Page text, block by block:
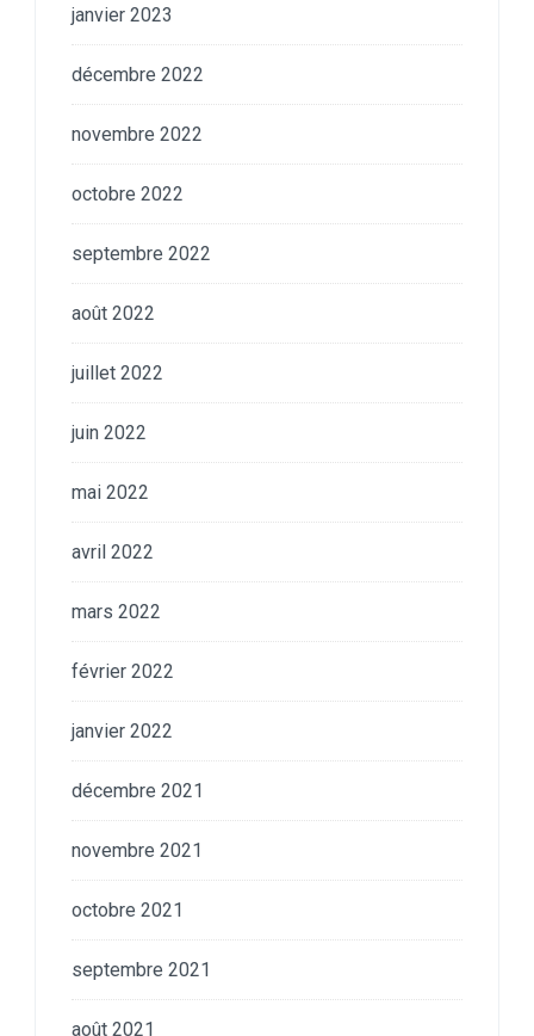
janvier 2023
décembre 2022
novembre 2022
octobre 2022
septembre 2022
août 2022
juillet 2022
juin 2022
mai 2022
avril 2022
mars 2022
février 2022
janvier 2022
décembre 2021
novembre 2021
octobre 2021
septembre 2021
août 2021